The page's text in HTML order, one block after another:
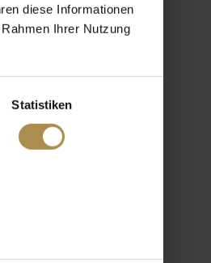
diese Informationen
Ihrer Nutzung
Statistiken